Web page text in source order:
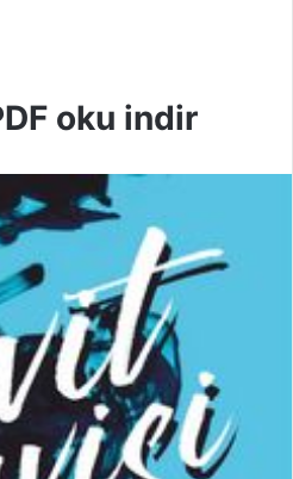
oku indir